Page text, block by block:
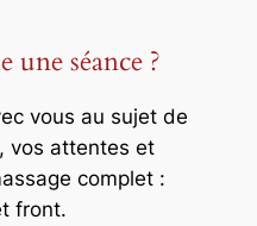
une séance ?
vous au sujet de
vos attentes et
complet :
front.